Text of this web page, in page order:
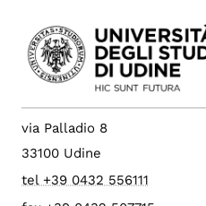
via Palladio 8
33100 Udine
tel +39 0432 556111